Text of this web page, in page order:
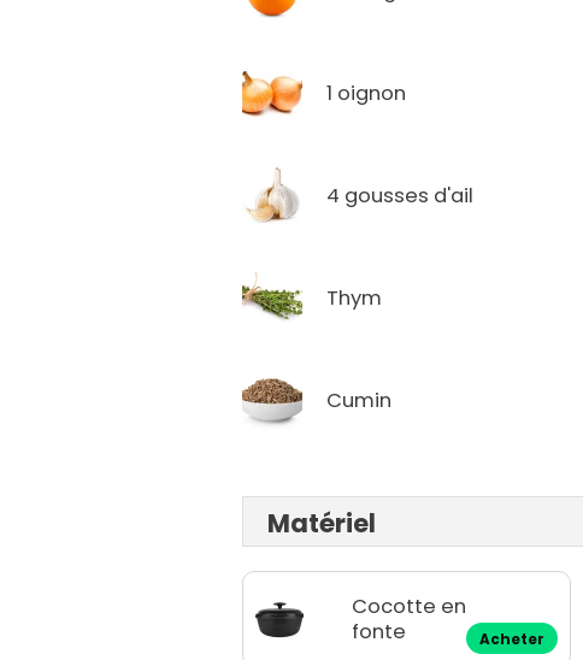
1 oignon
4 gousses d'ail
Thym
Cumin
Matériel
Cocotte en
fonte
Acheter